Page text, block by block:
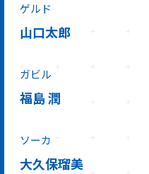
ゲルド
山口太郎
ガビル
福島 潤
ソーカ
大久保瑠美